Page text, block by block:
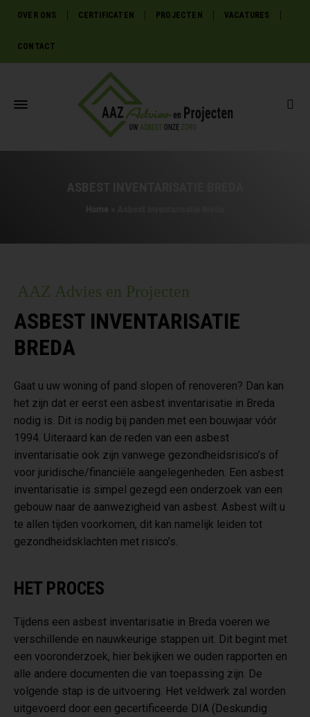
OVER ONS CERTIFICATEN PROJECTEN VACATURES
CONTACT
AAZ Advies en Projecten
ASBEST INVENTARISATIE
BREDA
Gaat u uw woning of pand slopen of renoveren? Dan kan
het zijn dat er eerst een asbest inventarisatie in Breda
nodig is. Dit is nodig bij panden met een bouwjaar vóór
1994. Uiteraard kan de reden van een asbest
inventarisatie ook zijn vanwege gezondheidsrisico’s of
voor juridische/financiële aangelegenheden. Een asbest
inventarisatie is simpel gezegd een onderzoek van een
gebouw naar de aanwezigheid van asbest. Asbest wilt u
te allen tijden voorkomen, dit kan namelijk leiden tot
gezondheidsklachten met risico’s.
HET PROCES
Tijdens een asbest inventarisatie in Breda voeren we
verschillende en nauwkeurige stappen uit. Dit begint met
een vooronderzoek, hier bekijken we ouden rapporten en
alle andere documenten die van toepassing zijn. De
volgende stap is de uitvoering. Het veldwerk zal worden
uitgevoerd door een gecertificeerde DIA (Deskundig